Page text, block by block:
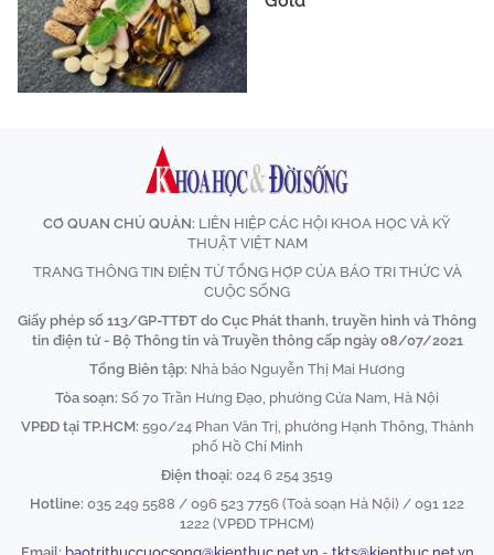
CƠ QUAN CHỦ QUẢN: LIÊN HIỆP CÁC HỘI KHOA HỌC VÀ KỸ
THUẬT VIỆT NAM
TRANG THÔNG TIN ĐIỆN TỬ TỔNG HỢP CỦA BÁO TRI THỨC VÀ
CUỘC SỐNG
Giấy phép số 113/GP-TTĐT do Cục Phát thanh, truyền hình và Thông
tin điện tử - Bộ Thông tin và Truyền thông cấp ngày 08/07/2021
Tổng Biên tập: Nhà báo Nguyễn Thị Mai Hương
Tòa soạn: Số 70 Trần Hưng Đạo, phường Cửa Nam, Hà Nội
VPĐD tại TP.HCM: 590/24 Phan Văn Trị, phường Hạnh Thông, Thành
phố Hồ Chí Minh
Điện thoại: 024 6 254 3519
Hotline: 035 249 5588 / 096 523 7756 (Toà soạn Hà Nội) / 091 122
1222 (VPĐD TPHCM)